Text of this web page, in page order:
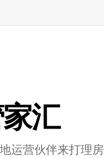
汇
运营伙伴来打理房